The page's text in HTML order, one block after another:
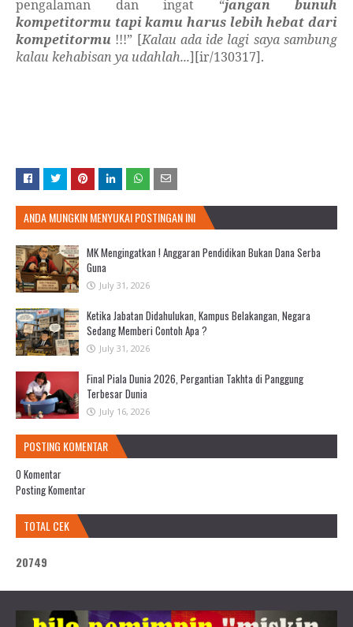
pengalaman dan ingat “jangan bunuh
kompetitormu tapi kamu harus lebih hebat dari
kompetitormu !!!” [Kalau ada ide lagi saya sambung
kalau kehabisan ya udahlah...][ir/130317].
ANDA MUNGKIN MENYUKAI POSTINGAN INI
MK Mengingatkan ! Anggaran Pendidikan Bukan Dana Serba
Guna
July 31, 2026
Ketika Jabatan Didahulukan, Kampus Belakangan, Negara
Sedang Memberi Contoh Apa ?
July 31, 2026
Final Piala Dunia 2026, Pergantian Takhta di Panggung
Terbesar Dunia
July 16, 2026
POSTING KOMENTAR
0 Komentar
Posting Komentar
TOTAL CEK
20749